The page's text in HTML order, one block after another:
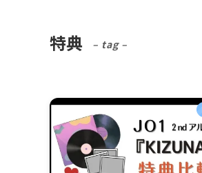
特典 – tag –